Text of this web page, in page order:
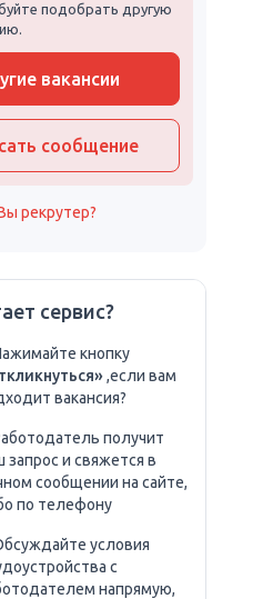
подобрать другую
вакансии
сообщение
рекрутер?
сервис?
кнопку
,если вам
вакансия?
получит
запрос и свяжется в
сообщении на сайте,
по телефону
условия
с
напрямую,